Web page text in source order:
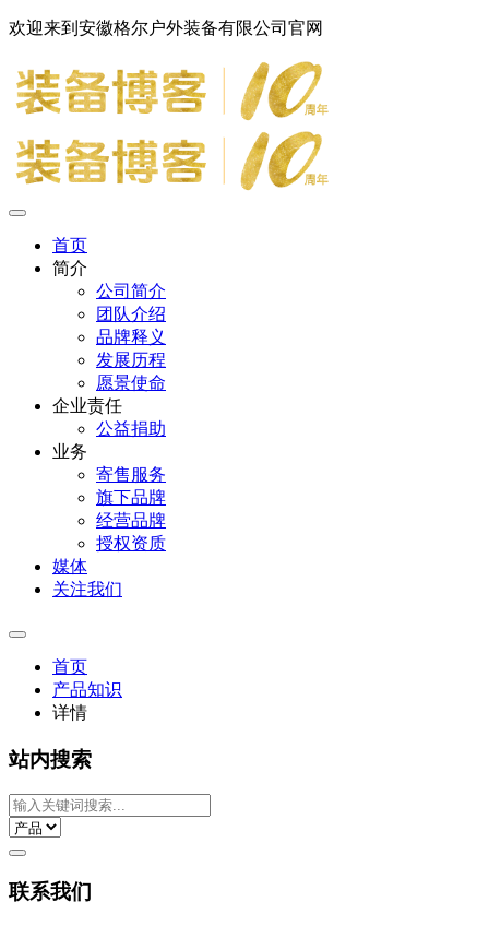
欢迎来到安徽格尔户外装备有限公司官网
首页
简介
公司简介
团队介绍
品牌释义
发展历程
愿景使命
企业责任
公益捐助
业务
寄售服务
旗下品牌
经营品牌
授权资质
媒体
关注我们
首页
产品知识
详情
站内搜索
联系我们